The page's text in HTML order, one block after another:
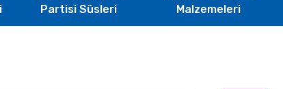
Partisi Süsleri
Malzemeleri